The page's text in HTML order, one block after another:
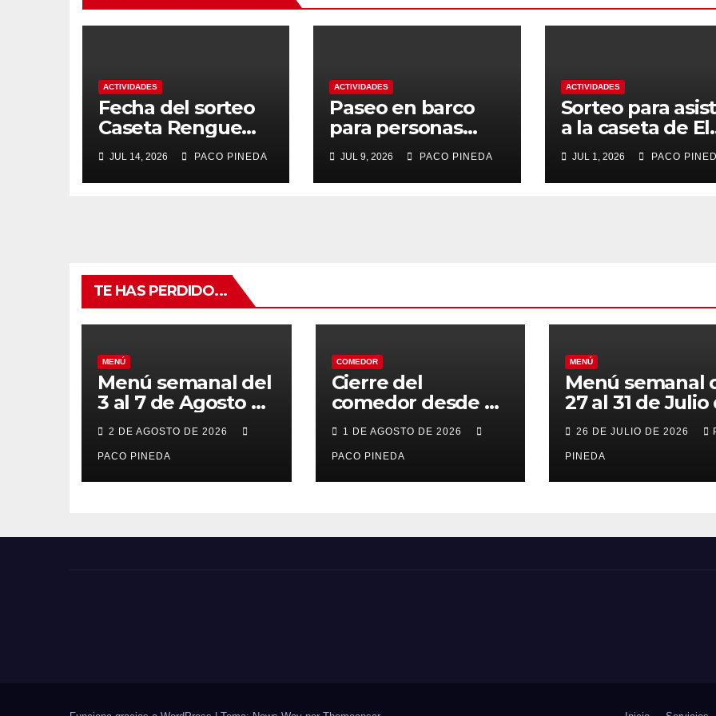
ACTIVIDADES
Fecha del sorteo
Caseta Rengue
Feria de Málaga
2026
JUL 14, 2026 PACO PINEDA
ACTIVIDADES
Paseo en barco
para personas
mayores
JUL 9, 2026 PACO PINEDA
ACTIVIDADES
Sorteo para
a la caseta de El
Rengue, Feria
Málaga 2026
JUL 1, 2026 PACO
TE HAS PERDIDO...
MENÚ
Menú semanal del
3 al 7 de Agosto de
2026
2 DE AGOSTO DE 2026
PACO PINEDA
COMEDOR
Cierre del
comedor desde el
7 al 21 de Agosto
por vacaciones
1 DE AGOSTO DE 2026
PACO PINEDA
MENÚ
Menú semanal
27 al 31 de Julio
2026
26 DE JULIO DE 2026
PINEDA